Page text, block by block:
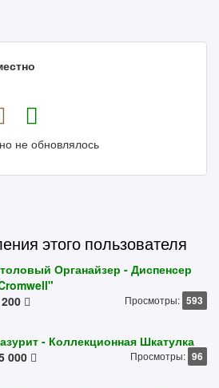
не обновлялось
этого пользователя
Органайзер - Диспенсер
Просмотры: 593
- Коллекционная Шкатулка
000
Просмотры: 96